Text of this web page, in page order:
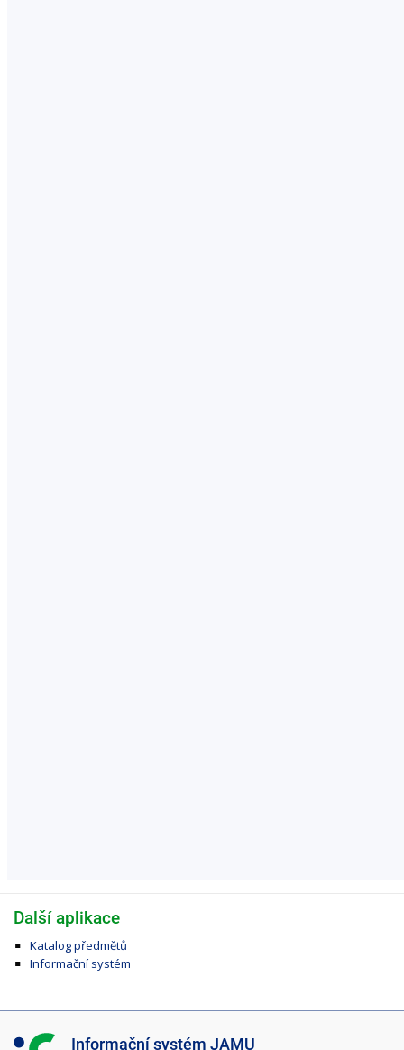
Další aplikace
Katalog předmětů
Informační systém
I Informační systém JAMU